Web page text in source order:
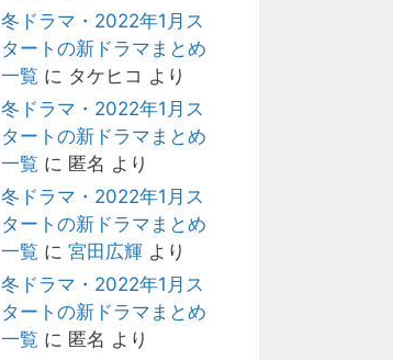
冬ドラマ・2022年1月ス
タートの新ドラマまとめ
一覧 に タケヒコ より
冬ドラマ・2022年1月ス
タートの新ドラマまとめ
一覧 に 匿名 より
冬ドラマ・2022年1月ス
タートの新ドラマまとめ
一覧 に 宮田広輝 より
冬ドラマ・2022年1月ス
タートの新ドラマまとめ
一覧 に 匿名 より